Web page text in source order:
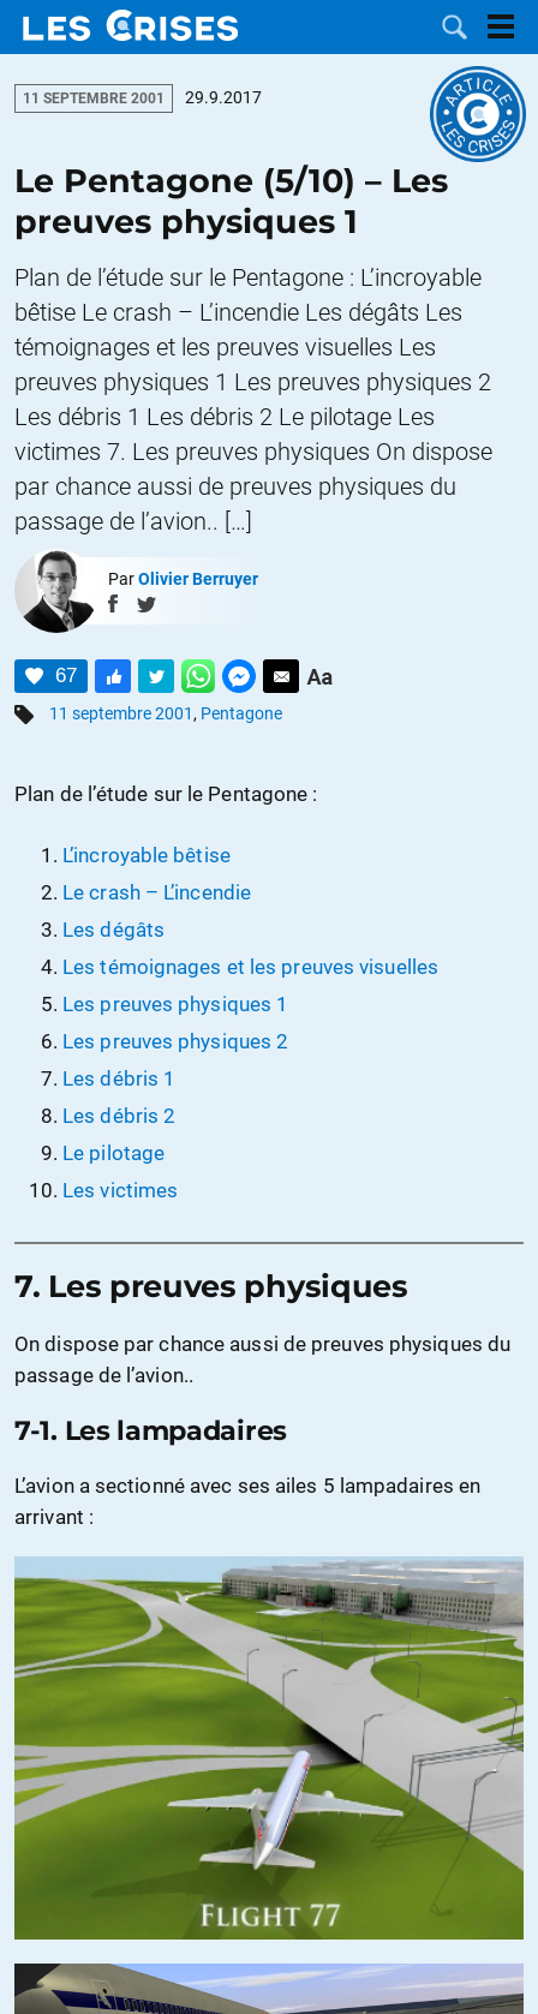
DOSSIERS
CATÉGORIES
MOTS CLÉS
NOUS
CONTACTER
FAIRE UN
DON
11 SEPTEMBRE 2001 29.9.2017
Le Pentagone (5/10) – Les
preuves physiques 1
Plan de l’étude sur le Pentagone : L’incroyable
bêtise Le crash – L’incendie Les dégâts Les
témoignages et les preuves visuelles Les
preuves physiques 1 Les preuves physiques 2
Les débris 1 Les débris 2 Le pilotage Les
victimes 7. Les preuves physiques On dispose
par chance aussi de preuves physiques du
passage de l’avion.. […]
ParOlivier Berruyer
67
11 septembre 2001 , Pentagone
Plan de l’étude sur le Pentagone :
L’incroyable bêtise
Le crash – L’incendie
Les dégâts
Les témoignages et les preuves visuelles
Les preuves physiques 1
Les preuves physiques 2
Les débris 1
Les débris 2
Le pilotage
Les victimes
7. Les preuves physiques
On dispose par chance aussi de preuves physiques du
passage de l’avion..
7-1. Les lampadaires
L’avion a sectionné avec ses ailes 5 lampadaires en
arrivant :